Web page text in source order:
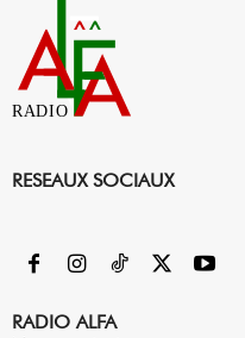
RADIO
RESEAUX SOCIAUX
RADIO ALFA